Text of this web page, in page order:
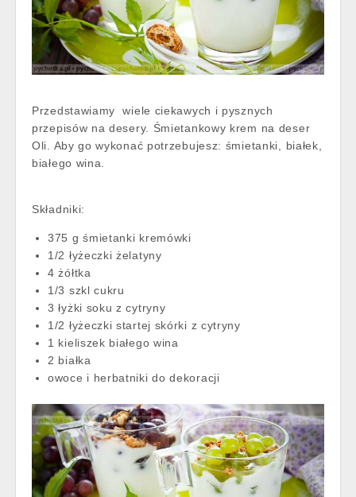
Przedstawiamy wiele ciekawych i pysznych
przepisów na desery. Śmietankowy krem na deser
Oli. Aby go wykonać potrzebujesz: śmietanki, białek,
białego wina.
Składniki:
375 g śmietanki kremówki
1/2 łyżeczki żelatyny
4 żółtka
1/3 szkl cukru
3 łyżki soku z cytryny
1/2 łyżeczki startej skórki z cytryny
1 kieliszek białego wina
2 białka
owoce i herbatniki do dekoracji